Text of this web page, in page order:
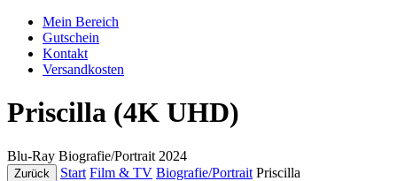
Mein Bereich
Gutschein
Kontakt
Versandkosten
Priscilla (4K UHD)
Blu-Ray Biografie/Portrait 2024
Zurück Start Film & TV Biografie/Portrait Priscilla